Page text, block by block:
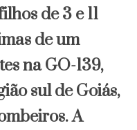
de 3 e 11
de um
na GO-139,
sul de Goiás,
A